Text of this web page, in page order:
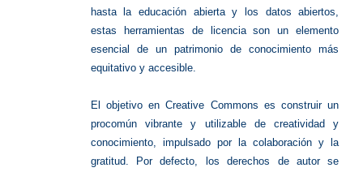
hasta la educación abierta y los datos abiertos,
estas herramientas de licencia son un elemento
esencial de un patrimonio de conocimiento más
equitativo y accesible.
El objetivo en Creative Commons es construir un
procomún vibrante y utilizable de creatividad y
conocimiento, impulsado por la colaboración y la
gratitud. Por defecto, los derechos de autor se